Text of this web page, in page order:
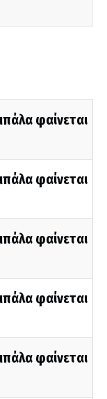
φαίνεται
φαίνεται
φαίνεται
φαίνεται
φαίνεται